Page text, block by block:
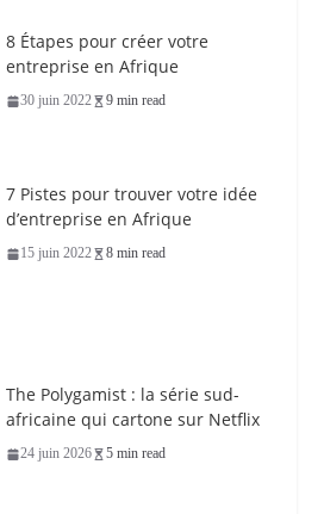
8 Étapes pour créer votre
entreprise en Afrique
30 juin 2022 9 min read
7 Pistes pour trouver votre idée
d’entreprise en Afrique
15 juin 2022 8 min read
The Polygamist : la série sud-
africaine qui cartone sur Netflix
24 juin 2026 5 min read